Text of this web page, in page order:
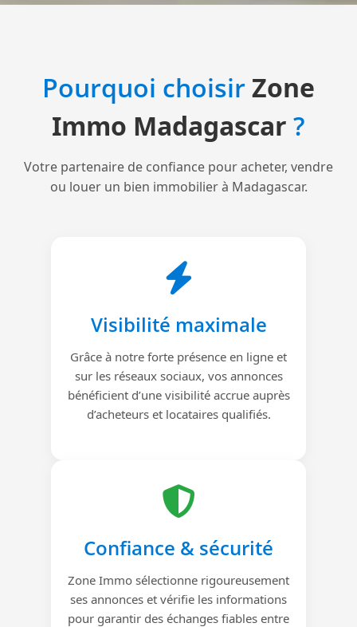
Pourquoi choisirZone
Immo Madagascar ?
Votre partenaire de confiance pour acheter, vendre
ou louer un bien immobilier à Madagascar.
Visibilité maximale
Grâce à notre forte présence en ligne et
sur les réseaux sociaux, vos annonces
bénéficient d’une visibilité accrue auprès
d’acheteurs et locataires qualifiés.
Confiance & sécurité
Zone Immo sélectionne rigoureusement
ses annonces et vérifie les informations
pour garantir des échanges fiables entre